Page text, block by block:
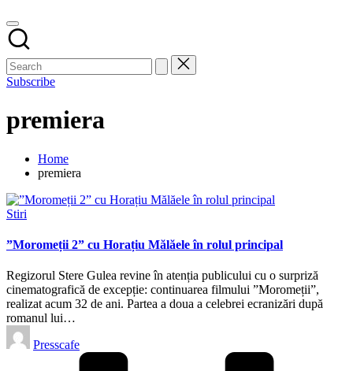
Subscribe
premiera
Home
premiera
Posted
Stiri
”Moromeții 2” cu Horațiu Mălăele în rolul principal
Regizorul Stere Gulea revine în atenția publicului cu o surpriză
cinematografică de excepție: continuarea filmului ”Moromeții”,
realizat acum 32 de ani. Partea a doua a celebrei ecranizări după
romanul lui…
Posted
by
Presscafe